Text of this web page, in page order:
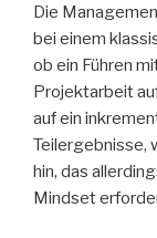
Die
bei einem
ob ein Führen
Projektarbeit
auf ein
Teilergebnisse,
hin, das
Mindset